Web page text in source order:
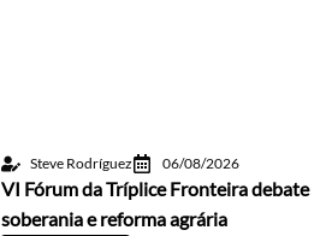
Steve Rodríguez 06/08/2026
VI Fórum da Tríplice Fronteira debate
soberania e reforma agrária